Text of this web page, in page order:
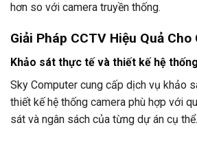
hơn so với camera truyền thống.
Giải Pháp CCTV Hiệu Quả
Khảo sát thực tế và thiết kế hệ
Sky Computer cung cấp dịch vụ khảo
thiết kế hệ thống camera phù hợp với
sát và ngân sách của từng dự án cụ thể.